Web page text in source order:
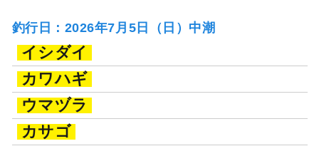
釣行日：2026年7月5日（日）中潮
イシダイ
カワハギ
ウマヅラ
カサゴ